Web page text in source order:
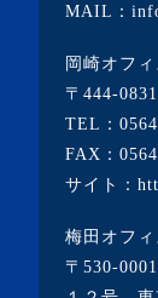
・2022年9
・2022年8
・2022年7
・2022年5
・2022年4
MAIL：
岡崎オフィ
〒444-
TEL：
FAX：
サイト：
梅田オフィ
〒530-